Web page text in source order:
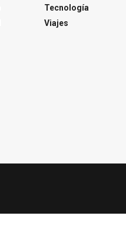
Tecnología
Viajes